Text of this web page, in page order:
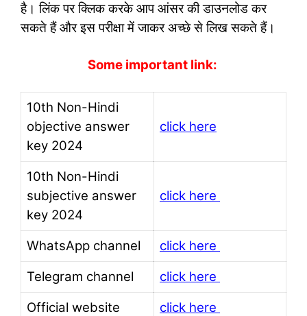
है। लिंक पर क्लिक करके आप आंसर की डाउनलोड कर
सकते हैं और इस परीक्षा में जाकर अच्छे से लिख सकते हैं।
Some important link:
10th Non-Hindi
objective answer
key 2024
click here
10th Non-Hindi
subjective answer
key 2024
click here
WhatsApp channel
click here
Telegram channel
click here
Official website
click here